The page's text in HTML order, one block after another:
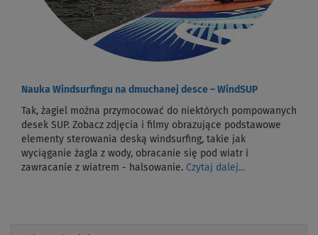
Nauka Windsurfingu na dmuchanej desce – WindSUP
Tak, żagiel można przymocować do niektórych pompowanych
desek SUP. Zobacz zdjęcia i filmy obrazujące podstawowe
elementy sterowania deską windsurfing, takie jak
wyciąganie żagla z wody, obracanie się pod wiatr i
zawracanie z wiatrem - halsowanie. Czytaj dalej...